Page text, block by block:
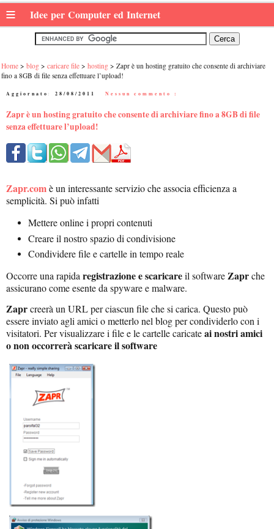
≡ Idee per Computer ed Internet
Home blog caricare file hosting
Zapr è un hosting gratuito che consente di archiviare
fino a 8GB di file senza effettuare l’upload!
Aggiornato: 28/08/2011 Nessun commento :
Zapr è un hosting gratuito che consente di archiviare fino a 8GB di file
senza effettuare l’upload!
Zapr.comè un interessante servizio che associa efficienza a
semplicità. Si può infatti
Mettere online i propri contenuti
Creare il nostro spazio di condivisione
Condividere file e cartelle in tempo reale
Occorre una rapida registrazione e scaricareil softwareZaprche
assicurano come esente da spyware e malware.
Zaprcreerà un URL per ciascun file che si carica. Questo può
essere inviato agli amici o metterlo nel blog per condividerlo con i
visitatori. Per visualizzare i file e le cartelle caricateai nostri amici
o non occorrerà scaricare il software